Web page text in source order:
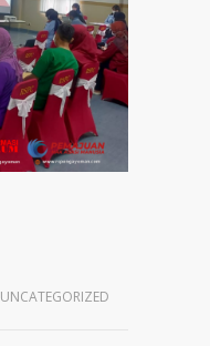
UNCATEGORIZED